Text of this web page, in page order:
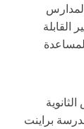
لمساعدة
براينت